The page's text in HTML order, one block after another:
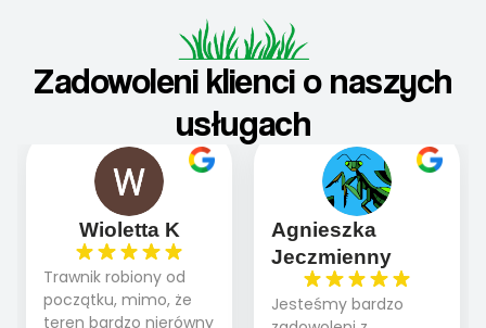
Zadowoleni klienci o naszych
usługach
Wioletta K
Trawnik robiony od
początku, mimo, że
teren bardzo nierówny
Agnieszka
Jeczmienny
Jesteśmy bardzo